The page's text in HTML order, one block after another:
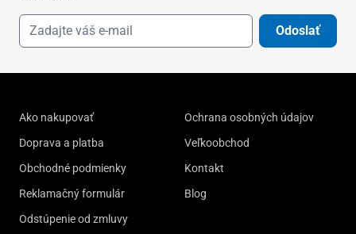
Odoslať
Ako nakupovať
Doprava a platba
Obchodné podmienky
Reklamačný formulár
Odstúpenie od zmluvy
Ochrana osobných údajov
Veľkoobchod
Kontakt
Blog